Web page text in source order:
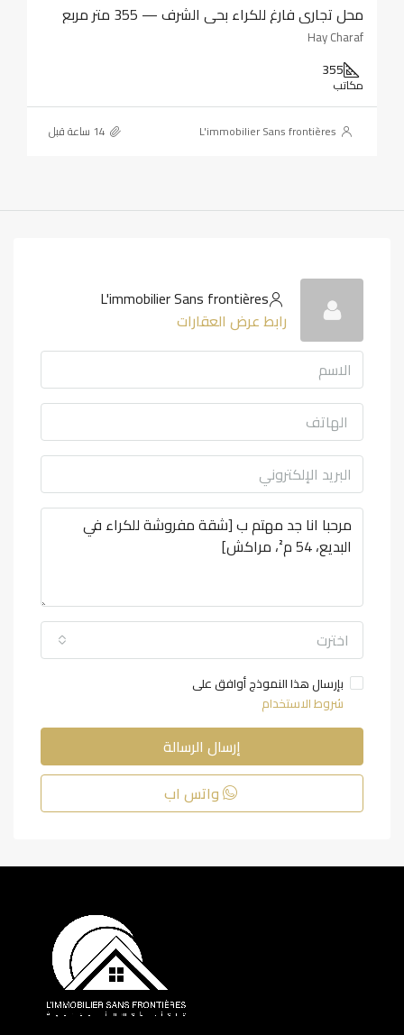
محل تجاري فارغ للكراء بحي الشرف — 355 متر مربع
Hay Charaf
355
مكاتب
L'immobilier Sans frontières
L'immobilier Sans frontières
رابط عرض العقارات
اخترت
بإرسال هذا النموذج أوافق على
شروط الاستخدام
إرسال الرسالة
واتس اب